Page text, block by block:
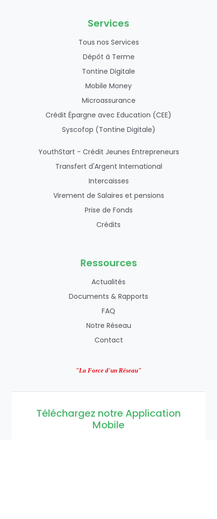
Services
Tous nos Services
Dépôt à Terme
Tontine Digitale
Mobile Money
Microassurance
Crédit Épargne avec Education (CEE)
Syscofop (Tontine Digitale)
YouthStart - Crédit Jeunes Entrepreneurs
Transfert d'Argent International
Intercaisses
Virement de Salaires et pensions
Prise de Fonds
Crédits
Ressources
Actualités
Documents & Rapports
FAQ
Notre Réseau
Contact
"La Force d'un Réseau"
Téléchargez notre Application
Mobile